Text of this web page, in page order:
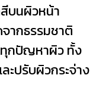
บนผิวหน้า
ากธรรมชาติ
กปัญหาผิว ทั้ง
ะปรับผิวกระจ่าง